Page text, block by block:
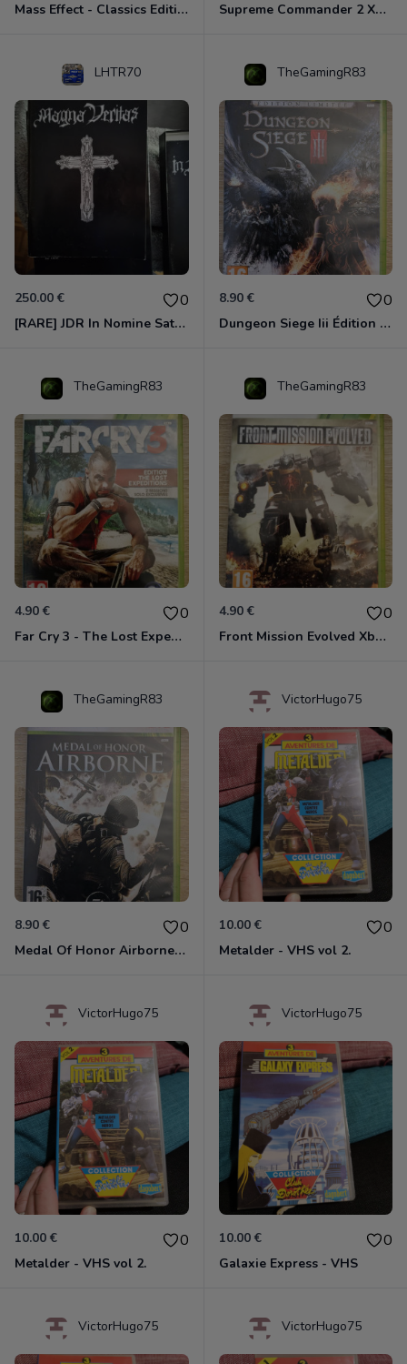
Mass Effect - Classics Edition Xbox 360 Supreme Commander 2 Xbox 360
LHTR70
250.00 € 0
[RARE] JDR In Nomine Satanis / Magna Veritas – 1ère Édition BOÎTE (DOS BLANC, 1989) - CROC / Siroz
TheGamingR83
8.90 € 0
Dungeon Siege Iii Édition Limitée - Vf Intégrale Xbox 360
TheGamingR83
4.90 € 0
Far Cry 3 - The Lost Expeditions - Edition Spéciale Xbox 360
TheGamingR83
4.90 € 0
Front Mission Evolved Xbox 360
TheGamingR83
8.90 € 0
Medal Of Honor Airborne Xbox 360
VictorHugo75
10.00 € 0
Metalder - VHS vol 2.
VictorHugo75
10.00 € 0
Metalder - VHS vol 2.
VictorHugo75
10.00 € 0
Galaxie Express - VHS
VictorHugo75 VictorHugo75